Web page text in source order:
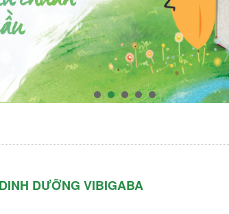
DƯỠNG VIBIGABA